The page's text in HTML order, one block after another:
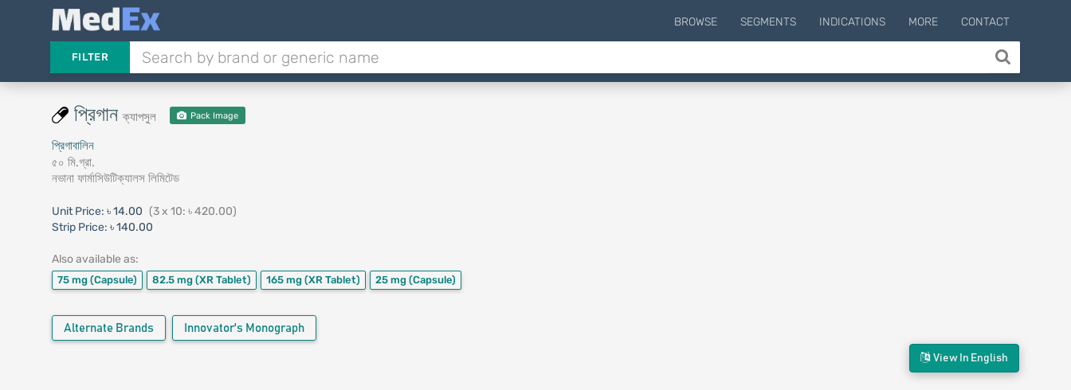
BROWSE SEGMENTS INDICATIONS MORE CONTACT
FILTER
প্রিগানক্যাপসুল Pack Image
প্রিগাবালিন
৫০ মি.গ্রা.
নভানা ফার্মাসিউটিক্যালস লিমিটেড
Unit Price: ৳ 14.00 (3 x 10: ৳ 420.00)
Strip Price: ৳ 140.00
Also available as:
75 mg (Capsule) 82.5 mg (XR Tablet) 165 mg (XR Tablet) 25 mg (Capsule)
Alternate Brands Innovator's Monograph
View In English